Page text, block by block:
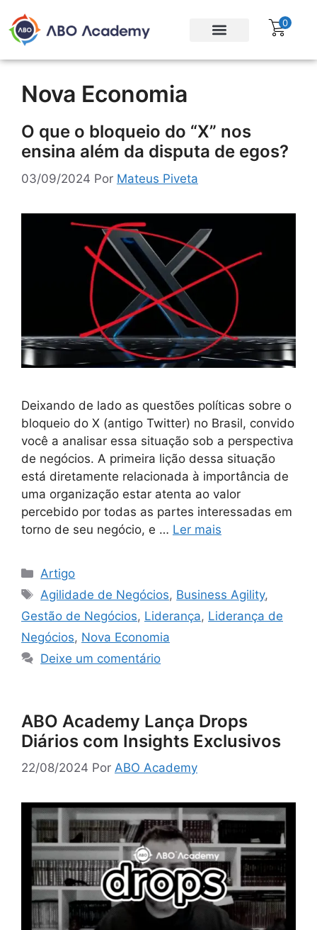
0
Nova Economia
O que o bloqueio do “X” nos
ensina além da disputa de egos?
03/09/2024 Por Mateus Piveta
Deixando de lado as questões políticas sobre o
bloqueio do X (antigo Twitter) no Brasil, convido
você a analisar essa situação sob a perspectiva
de negócios. A primeira lição dessa situação
está diretamente relacionada à importância de
uma organização estar atenta ao valor
percebido por todas as partes interessadas em
torno de seu negócio, e … Ler mais
Artigo
Agilidade de Negócios, Business Agility,
Gestão de Negócios, Liderança, Liderança de
Negócios, Nova Economia
Deixe um comentário
ABO Academy Lança Drops
Diários com Insights Exclusivos
22/08/2024 Por ABO Academy